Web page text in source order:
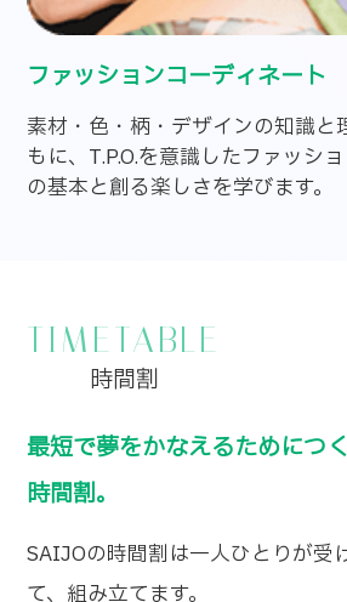
ファッションコーディネート
素材・色・柄・デザインの知識と
もに、T.P.O.を意識したファッシ
の基本と創る楽しさを学びます。
TIMETABLE
時間割
最短で夢をかなえるためにつ
時間割。
SAIJOの時間割は一人ひとりが受
て、組み立てます。